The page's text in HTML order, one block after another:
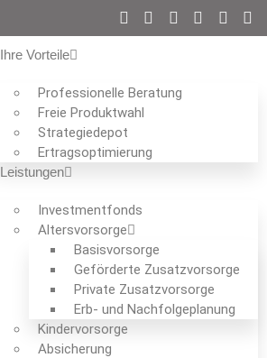
Ihre Vorteile
Professionelle Beratung
Freie Produktwahl
Strategiedepot
Ertrags­optimierung
Leistungen
Investmentfonds
Altersvorsorge
Basisvorsorge
Geförderte Zusatzvorsorge
Private Zusatzvorsorge
Erb- und Nachfolgeplanung
Kindervorsorge
Absicherung